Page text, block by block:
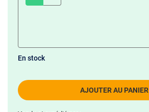
AJOUTER AU PANIER
En stock